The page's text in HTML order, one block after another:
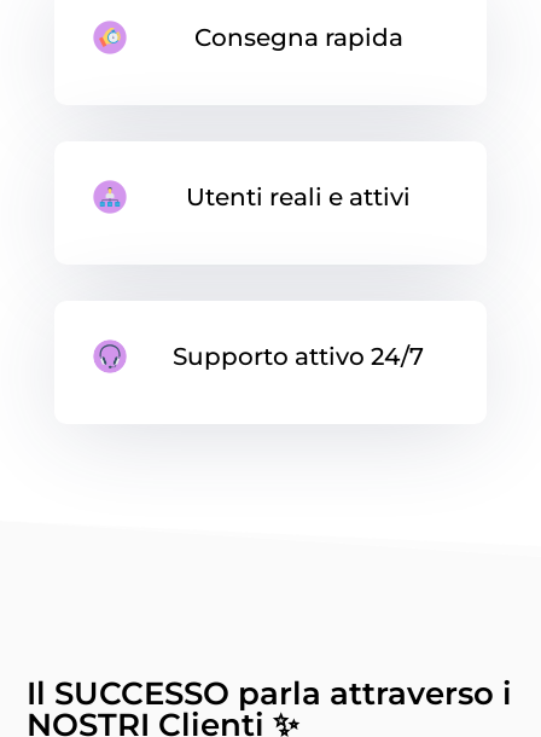
Consegna rapida
Utenti reali e attivi
Supporto attivo 24/7
Il SUCCESSO parla attraverso i
NOSTRI Clienti ✨